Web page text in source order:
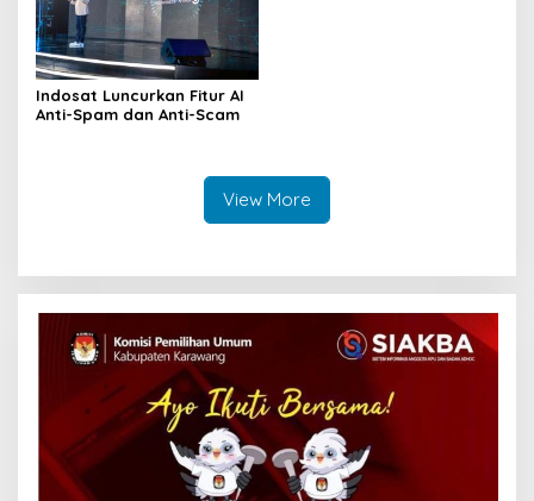
Indosat Luncurkan Fitur AI
Anti-Spam dan Anti-Scam
View More